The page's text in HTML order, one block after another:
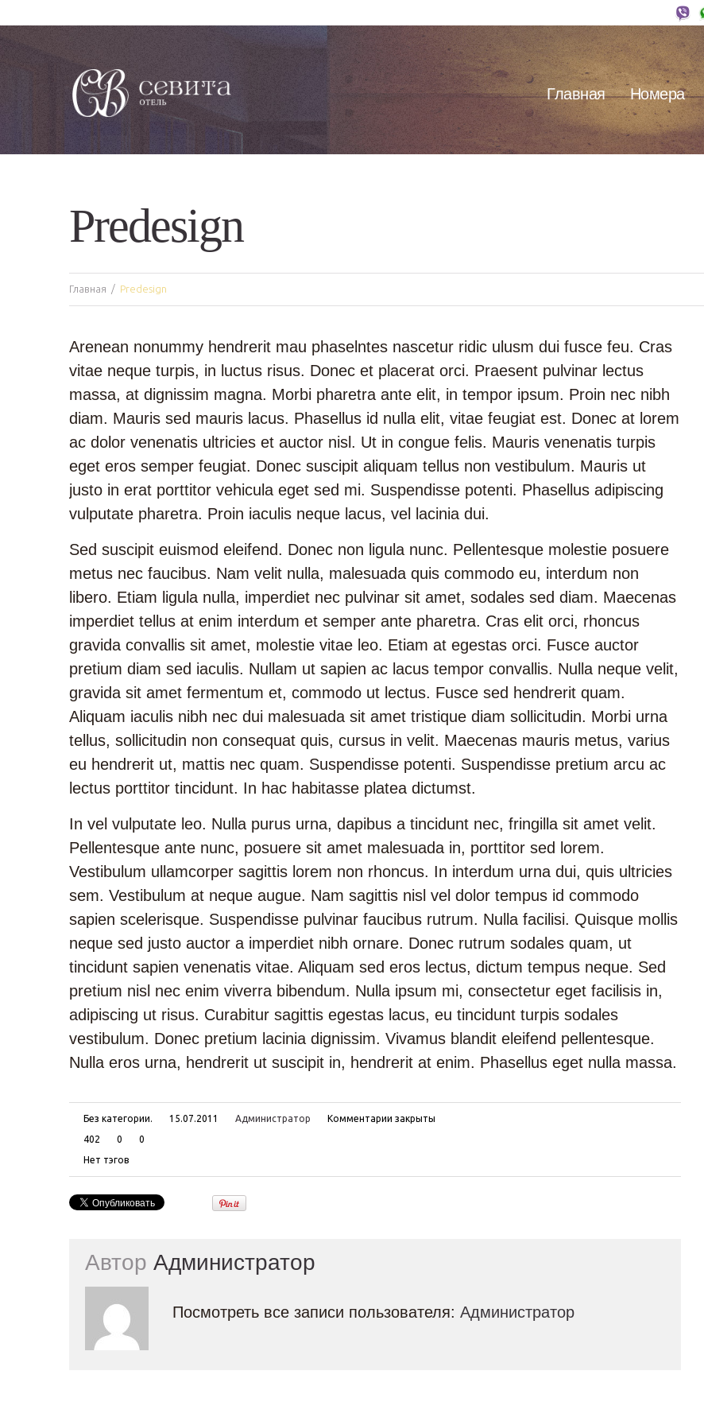
Главная Номера
Predesign
Главная Predesign
Arenean nonummy hendrerit mau phaselntes nascetur ridic ulusm dui fusce feu. Cras
vitae neque turpis, in luctus risus. Donec et placerat orci. Praesent pulvinar lectus
massa, at dignissim magna. Morbi pharetra ante elit, in tempor ipsum. Proin nec nibh
diam. Mauris sed mauris lacus. Phasellus id nulla elit, vitae feugiat est. Donec at lorem
ac dolor venenatis ultricies et auctor nisl. Ut in congue felis. Mauris venenatis turpis
eget eros semper feugiat. Donec suscipit aliquam tellus non vestibulum. Mauris ut
justo in erat porttitor vehicula eget sed mi. Suspendisse potenti. Phasellus adipiscing
vulputate pharetra. Proin iaculis neque lacus, vel lacinia dui.
Sed suscipit euismod eleifend. Donec non ligula nunc. Pellentesque molestie posuere
metus nec faucibus. Nam velit nulla, malesuada quis commodo eu, interdum non
libero. Etiam ligula nulla, imperdiet nec pulvinar sit amet, sodales sed diam. Maecenas
imperdiet tellus at enim interdum et semper ante pharetra. Cras elit orci, rhoncus
gravida convallis sit amet, molestie vitae leo. Etiam at egestas orci. Fusce auctor
pretium diam sed iaculis. Nullam ut sapien ac lacus tempor convallis. Nulla neque velit,
gravida sit amet fermentum et, commodo ut lectus. Fusce sed hendrerit quam.
Aliquam iaculis nibh nec dui malesuada sit amet tristique diam sollicitudin. Morbi urna
tellus, sollicitudin non consequat quis, cursus in velit. Maecenas mauris metus, varius
eu hendrerit ut, mattis nec quam. Suspendisse potenti. Suspendisse pretium arcu ac
lectus porttitor tincidunt. In hac habitasse platea dictumst.
In vel vulputate leo. Nulla purus urna, dapibus a tincidunt nec, fringilla sit amet velit.
Pellentesque ante nunc, posuere sit amet malesuada in, porttitor sed lorem.
Vestibulum ullamcorper sagittis lorem non rhoncus. In interdum urna dui, quis ultricies
sem. Vestibulum at neque augue. Nam sagittis nisl vel dolor tempus id commodo
sapien scelerisque. Suspendisse pulvinar faucibus rutrum. Nulla facilisi. Quisque mollis
neque sed justo auctor a imperdiet nibh ornare. Donec rutrum sodales quam, ut
tincidunt sapien venenatis vitae. Aliquam sed eros lectus, dictum tempus neque. Sed
pretium nisl nec enim viverra bibendum. Nulla ipsum mi, consectetur eget facilisis in,
adipiscing ut risus. Curabitur sagittis egestas lacus, eu tincidunt turpis sodales
vestibulum. Donec pretium lacinia dignissim. Vivamus blandit eleifend pellentesque.
Nulla eros urna, hendrerit ut suscipit in, hendrerit at enim. Phasellus eget nulla massa.
Без категории. 15.07.2011 Администратор
Комментарии закрыты
402
0
0
Нет тэгов
Автор Администратор
Посмотреть все записи пользователя: Администратор